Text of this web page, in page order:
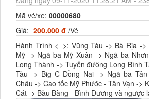
Mã vé/xe: 00000680
Giá: 200.000 đ /Vé
Hành Trình <=>: Vũng Tàu -> Bà Rịa -
Mỹ -> Ngã ba Mỹ Xuân -> Ngã ba
Long Thành -> Tuyến đường Long Bình
Tàu -> Big C Đồng Nai -> Ngã ba
Châu -> Cao tốc Mỹ Phước - Tân Vạn ->
Cát -> Bàu Bàng - Bình Dương và ngược